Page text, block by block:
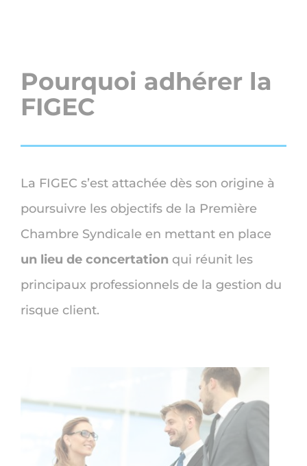
Pourquoi adhérer la
FIGEC
La FIGEC s’est attachée dès son origine à
poursuivre les objectifs de la Première
Chambre Syndicale en mettant en place
un lieu de concertation qui réunit les
principaux professionnels de la gestion du
risque client.